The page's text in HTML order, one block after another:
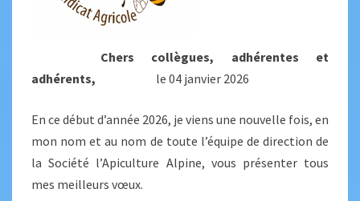
Chers collègues, adhérentes et
adhérents, le 04 janvier 2026
En ce début d’année 2026, je viens une nouvelle fois, en
mon nom et au nom de toute l’équipe de direction de
la Société l’Apiculture Alpine, vous présenter tous
mes meilleurs vœux.